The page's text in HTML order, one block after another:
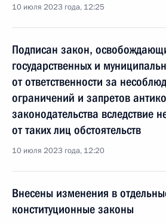
10 июля 2023 года, 12:25
Подписан закон,
государственных и
от ответственности за
ограничений и запретов
законодательства вследствие
от таких лиц обстоятельств
10 июля 2023 года, 12:20
Внесены изменения в
конституционные законы